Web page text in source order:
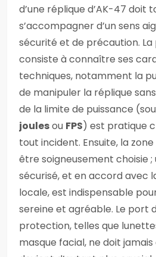
d’une réplique d’AK-47 doit
s’accompagner d’un sens
sécurité et de précaution.
consiste à connaître ses
techniques, notamment la
de manipuler la réplique
de la limite de puissance
joulesou FPS) est pratique
tout incident. Ensuite, la
être soigneusement choisie
sécurisé, et en accord avec
locale, est indispensable
sereine et agréable. Le port
protection, telles que
masque facial, ne doit